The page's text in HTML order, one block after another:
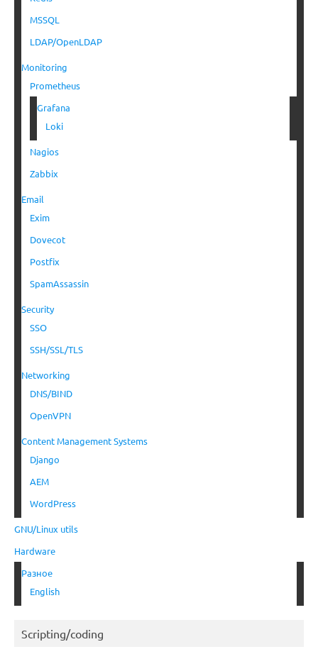
MSSQL
LDAP/OpenLDAP
Monitoring
Prometheus
Grafana
Loki
Nagios
Zabbix
Email
Exim
Dovecot
Postfix
SpamAssassin
Security
SSO
SSH/SSL/TLS
Networking
DNS/BIND
OpenVPN
Content Management Systems
Django
AEM
WordPress
GNU/Linux utils
Hardware
Разное
English
Scripting/coding